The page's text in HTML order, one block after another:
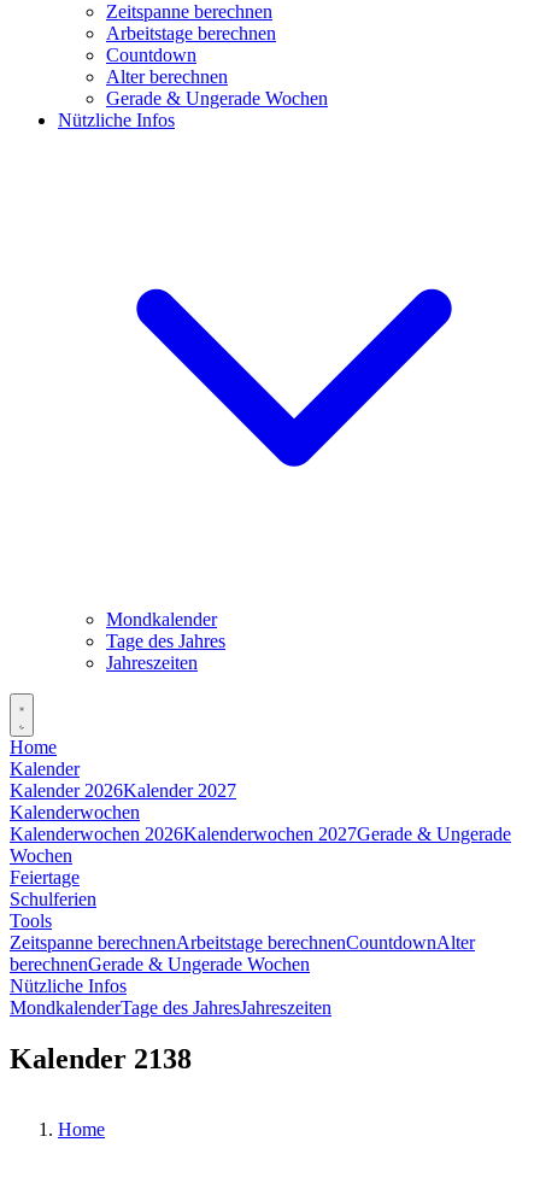
Zeitspanne berechnen
Arbeitstage berechnen
Countdown
Alter berechnen
Gerade & Ungerade Wochen
Nützliche Infos
Mondkalender
Tage des Jahres
Jahreszeiten
Home
Kalender
Kalender 2026Kalender 2027
Kalenderwochen
Kalenderwochen 2026Kalenderwochen 2027Gerade & Ungerade
Wochen
Feiertage
Schulferien
Tools
Zeitspanne berechnenArbeitstage berechnenCountdownAlter
berechnenGerade & Ungerade Wochen
Nützliche Infos
MondkalenderTage des JahresJahreszeiten
Kalender 2138
Home